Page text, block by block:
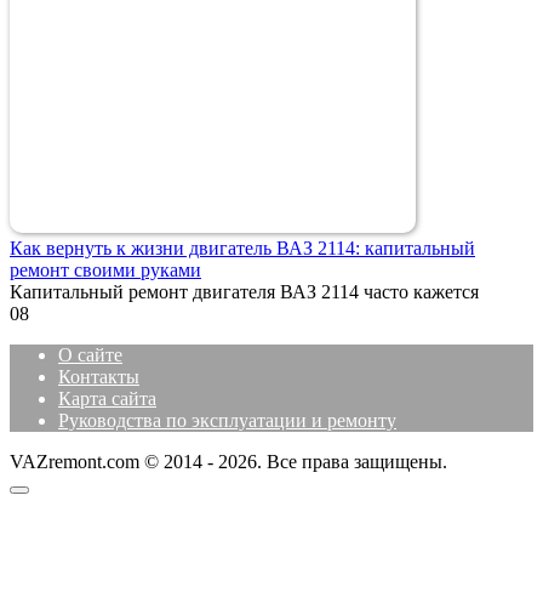
Как вернуть к жизни двигатель ВАЗ 2114: капитальный
ремонт своими руками
Капитальный ремонт двигателя ВАЗ 2114 часто кажется
08
О сайте
Контакты
Карта сайта
Руководства по эксплуатации и ремонту
VAZremont.com © 2014 - 2026. Все права защищены.